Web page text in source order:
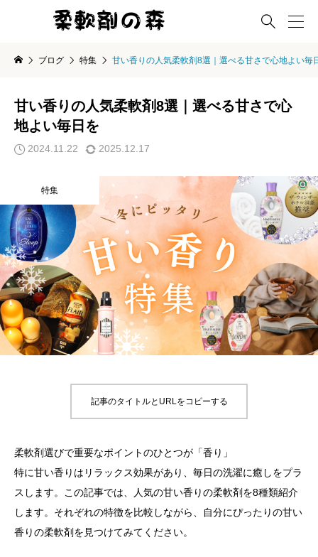

ブログ 特集 甘い香りの人気柔軟剤8選｜選べる甘さで心地よい毎
甘い香りの人気柔軟剤8選｜選べる甘さで心
地よい毎日を
2024.11.22 2025.12.17
特集
記事のタイトルとURLをコピーする
柔軟剤選びで重要なポイントのひとつが「香り」
特に甘い香りはリラックス効果があり、毎日の洗濯に癒しをプラ
スします。この記事では、人気の甘い香りの柔軟剤を8種類紹介
します。それぞれの特徴を比較しながら、自分にぴったりの甘い
香りの柔軟剤を見つけてみてください。